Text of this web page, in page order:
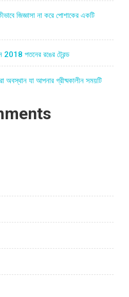
জিজ্ঞাসা না করে পোশাকের একটি
2018 পতনের রঙের ট্রেন্ড
অবস্থান যা আপনার গ্রীষ্মকালীন সময়টি